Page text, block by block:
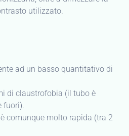
utilizzato.
ad un basso quantitativo di
di claustrofobia (il tubo è
comunque molto rapida (tra 2